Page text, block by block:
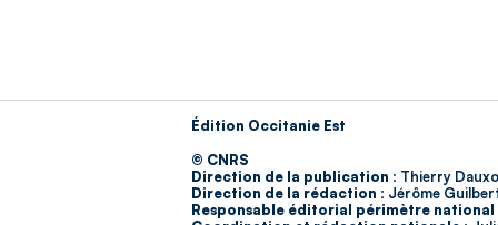
Édition Occitanie Est
© CNRS
Direction de la publication : Thierry
Direction de la rédaction : Jérôme
Responsable éditorial périmètre national